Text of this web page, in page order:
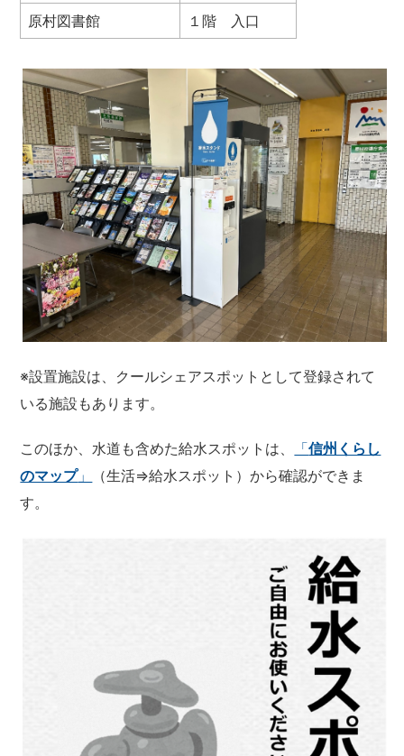
原村図書館
１階 入口
※設置施設は、クールシェアスポットとして登録されて
いる施設もあります。
このほか、水道も含めた給水スポットは、 「信州くらし
のマップ」
（生活⇒給水スポット）から確認ができま
す。